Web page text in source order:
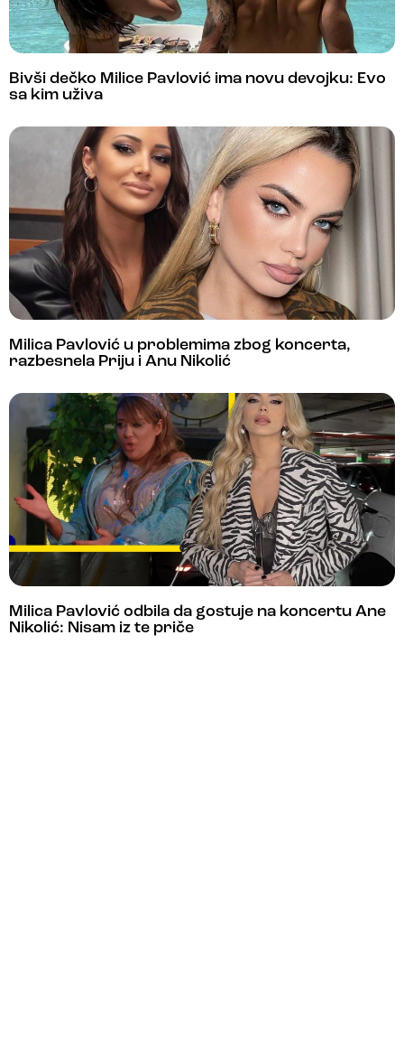
Bivši dečko Milice Pavlović ima novu devojku: Evo
sa kim uživa
Milica Pavlović u problemima zbog koncerta,
razbesnela Priju i Anu Nikolić
Milica Pavlović odbila da gostuje na koncertu Ane
Nikolić: Nisam iz te priče